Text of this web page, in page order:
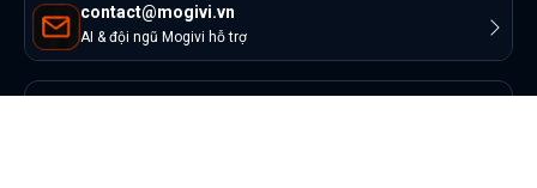
contact@mogivi.vn
AI & đội ngũ Mogivi hỗ trợ
© Copyright 2022 Mogivi.vn. All rights reserved